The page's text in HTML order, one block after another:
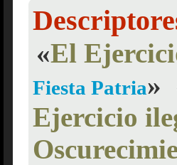
«El
Fiesta Patria»
Ejercicio